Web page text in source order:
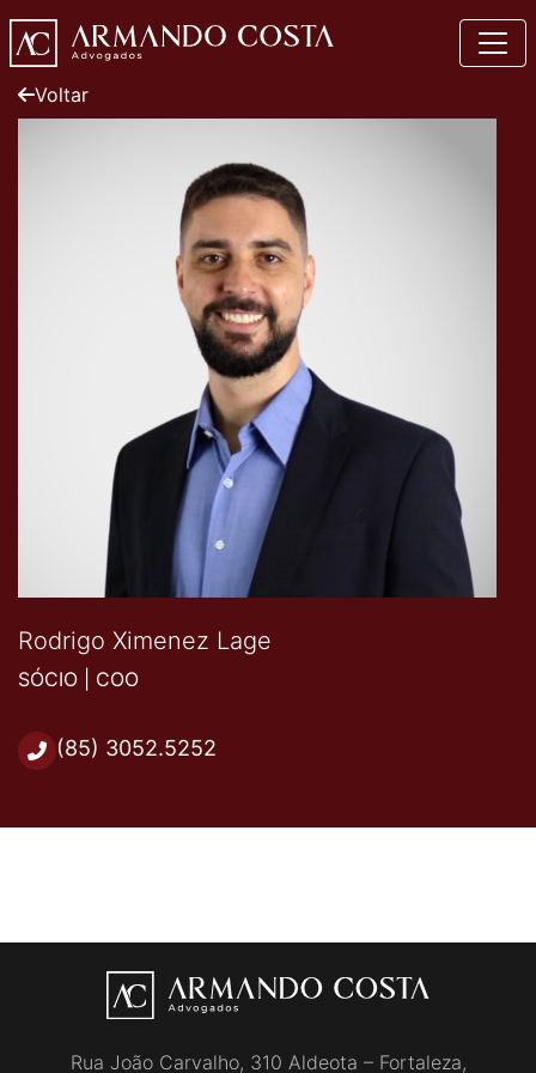
Voltar
Rodrigo Ximenez Lage
SÓCIO | COO
(85) 3052.5252
Rua João Carvalho, 310 Aldeota – Fortaleza,